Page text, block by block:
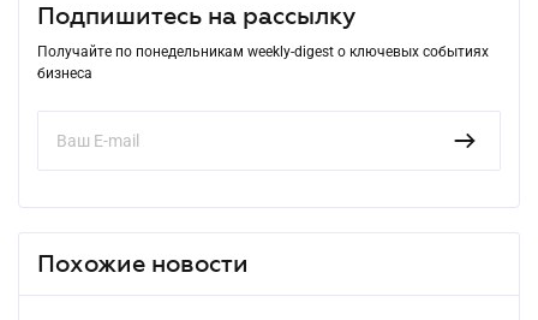
Подпишитесь на рассылку
Получайте по понедельникам weekly-digest о ключевых событиях
бизнеса
Похожие новости